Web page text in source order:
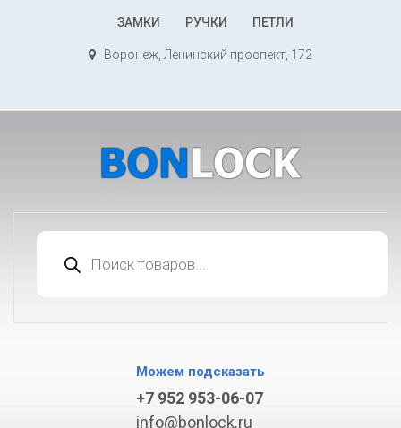
К
ЗАМКИ РУЧКИ ПЕТЛИ
Воронеж, Ленинский проспект, 172
товаров
Можем подсказать
+7 952 953-06-07
info@bonlock.ru